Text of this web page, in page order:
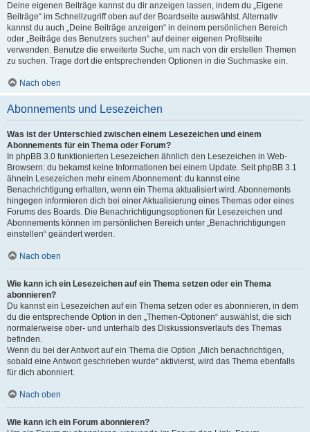
Deine eigenen Beiträge kannst du dir anzeigen lassen, indem du „Eigene
Beiträge“ im Schnellzugriff oben auf der Boardseite auswählst. Alternativ
kannst du auch „Deine Beiträge anzeigen“ in deinem persönlichen Bereich
oder „Beiträge des Benutzers suchen“ auf deiner eigenen Profilseite
verwenden. Benutze die erweiterte Suche, um nach von dir erstellen Themen
zu suchen. Trage dort die entsprechenden Optionen in die Suchmaske ein.
Nach oben
Abonnements und Lesezeichen
Was ist der Unterschied zwischen einem Lesezeichen und einem
Abonnements für ein Thema oder Forum?
In phpBB 3.0 funktionierten Lesezeichen ähnlich den Lesezeichen in Web-
Browsern: du bekamst keine Informationen bei einem Update. Seit phpBB 3.1
ähneln Lesezeichen mehr einem Abonnement: du kannst eine
Benachrichtigung erhalten, wenn ein Thema aktualisiert wird. Abonnements
hingegen informieren dich bei einer Aktualisierung eines Themas oder eines
Forums des Boards. Die Benachrichtigungsoptionen für Lesezeichen und
Abonnements können im persönlichen Bereich unter „Benachrichtigungen
einstellen“ geändert werden.
Nach oben
Wie kann ich ein Lesezeichen auf ein Thema setzen oder ein Thema
abonnieren?
Du kannst ein Lesezeichen auf ein Thema setzen oder es abonnieren, in dem
du die entsprechende Option in den „Themen-Optionen“ auswählst, die sich
normalerweise ober- und unterhalb des Diskussionsverlaufs des Themas
befinden.
Wenn du bei der Antwort auf ein Thema die Option „Mich benachrichtigen,
sobald eine Antwort geschrieben wurde“ aktivierst, wird das Thema ebenfalls
für dich abonniert.
Nach oben
Wie kann ich ein Forum abonnieren?